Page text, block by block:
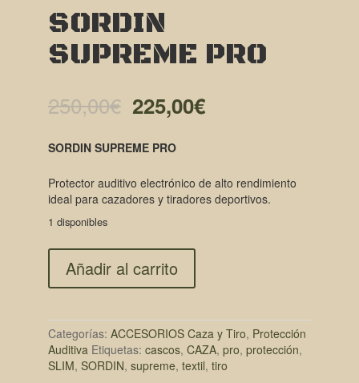
SORDIN
SUPREME PRO
250,00€ El
era:
225,00€El
es:
SORDIN SUPREME PRO
Protector auditivo electrónico de alto rendimiento
ideal para cazadores y tiradores deportivos.
1 disponibles
Añadir al carrito
Categorías: ACCESORIOS Caza y Tiro, Protección
Auditiva Etiquetas: cascos, CAZA, pro, protección,
SLIM, SORDIN, supreme, textil, tiro